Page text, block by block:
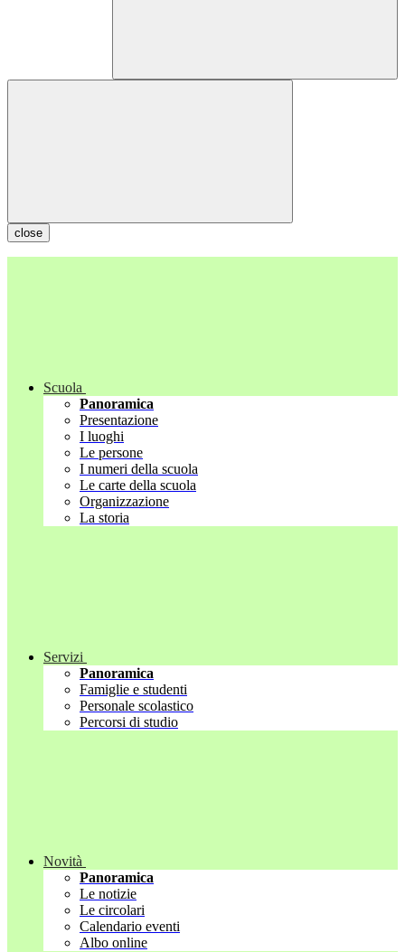
close
Scuola
Panoramica
Presentazione
I luoghi
Le persone
I numeri della scuola
Le carte della scuola
Organizzazione
La storia
Servizi
Panoramica
Famiglie e studenti
Personale scolastico
Percorsi di studio
Novità
Panoramica
Le notizie
Le circolari
Calendario eventi
Albo online